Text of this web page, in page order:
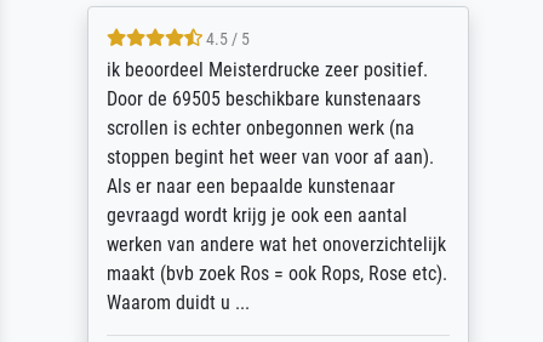
4.5 / 5
ik beoordeel Meisterdrucke zeer positief.
Door de 69505 beschikbare kunstenaars
scrollen is echter onbegonnen werk (na
stoppen begint het weer van voor af aan).
Als er naar een bepaalde kunstenaar
gevraagd wordt krijg je ook een aantal
werken van andere wat het onoverzichtelijk
maakt (bvb zoek Ros = ook Rops, Rose etc).
Waarom duidt u ...